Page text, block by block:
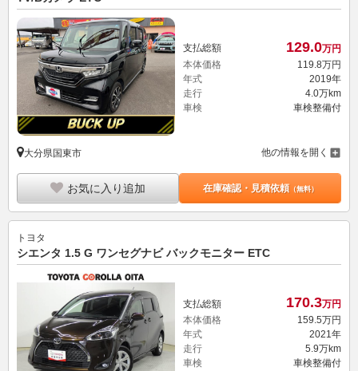
支払総額 129.0万円
本体価格
119. 8万円
年式
2019年
走行
4.0万km
車検
車検整備付
大分県国東市 他の情報を開く
お気に入り追加 在庫確認・見積依頼（無料）
トヨタ
シエンタ 1.5 G ワンセグナビ バックモニター ETC
支払総額 170.3万円
本体価格
159.5万円
年式
2021年
走行
5.9万km
車検
車検整備付